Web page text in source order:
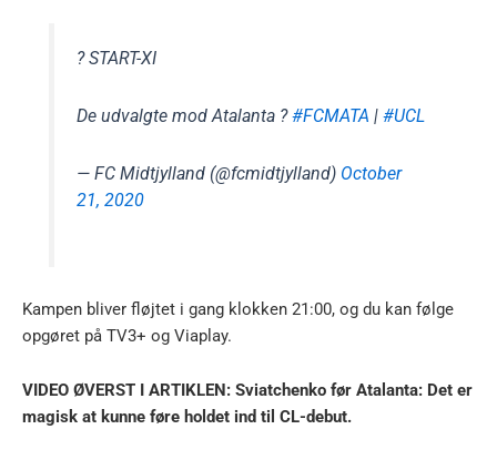
? START-XI
De udvalgte mod Atalanta ?#FCMATA |#UCL
— FC Midtjylland (@fcmidtjylland) October
21, 2020
Kampen bliver fløjtet i gang klokken 21:00, og du kan følge
opgøret på TV3+ og Viaplay.
VIDEO ØVERST I ARTIKLEN: Sviatchenko før Atalanta: Det er
magisk at kunne føre holdet ind til CL-debut.